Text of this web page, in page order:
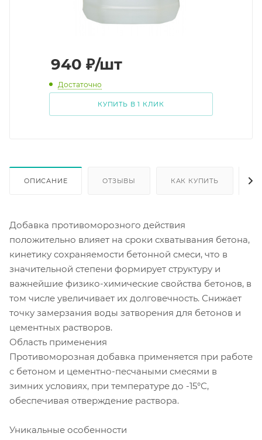
940 ₽/шт
Достаточно
КУПИТЬ В 1 КЛИК
ОПИСАНИЕ ОТЗЫВЫ КАК КУПИТЬ
Добавка противоморозного действия
положительно влияет на сроки схватывания бетона,
кинетику сохраняемости бетонной смеси, что в
значительной степени формирует структуру и
важнейшие физико-химические свойства бетонов, в
том числе увеличивает их долговечность. Снижает
точку замерзания воды затворения для бетонов и
цементных растворов.
Область применения
Противоморозная добавка применяется при работе
с бетоном и цементно-песчаными смесями в
зимних условиях, при температуре до -15°С,
обеспечивая отверждение раствора.
Уникальные особенности